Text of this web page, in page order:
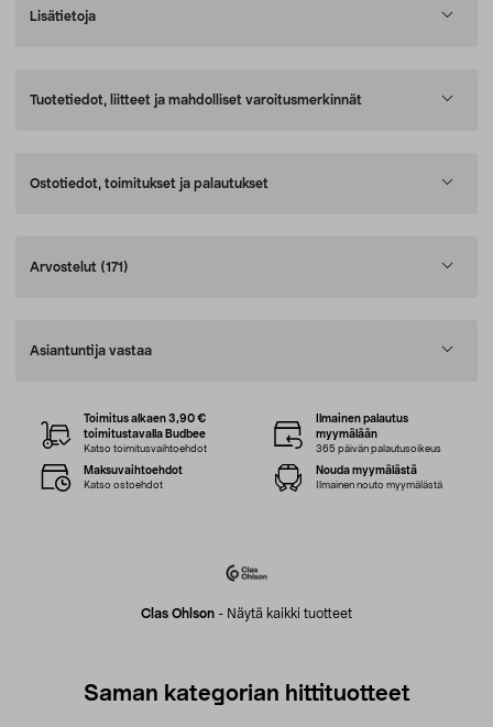
Lisätietoja
Tuotetiedot, liitteet ja mahdolliset varoitusmerkinnät
Ostotiedot, toimitukset ja palautukset
Arvostelut (171)
Asiantuntija vastaa
Clas Ohlson - Näytä kaikki tuotteet
Toimitus alkaen 3,90 €
toimitustavalla Budbee
Katso toimitusvaihtoehdot
Ilmainen palautus
myymälään
365 päivän palautusoikeus
Maksuvaihtoehdot
Katso ostoehdot
Nouda myymälästä
Ilmainen nouto myymälästä
Saman kategorian hittituotteet